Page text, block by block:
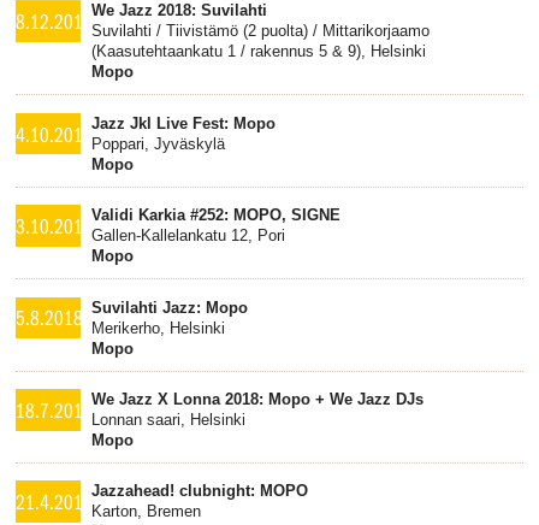
8.12.2018
We Jazz 2018: Suvilahti
Suvilahti / Tiivistämö (2 puolta) / Mittarikorjaamo
(Kaasutehtaankatu 1 / rakennus 5 & 9), Helsinki
Mopo
4.10.2018Jazz Jkl Live Fest: Mopo
Poppari, Jyväskylä
Mopo
3.10.2018Validi Karkia #252: MOPO, SIGNE
Gallen-Kallelankatu 12, Pori
Mopo
5.8.2018
Suvilahti Jazz: Mopo
Merikerho, Helsinki
Mopo
18.7.2018
We Jazz X Lonna 2018: Mopo + We Jazz DJs
Lonnan saari, Helsinki
Mopo
21.4.2018Jazzahead! clubnight: MOPO
Karton, Bremen